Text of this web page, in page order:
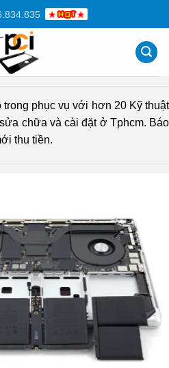
trong phục vụ với hơn 20 Kỹ thuật
chữa và cài đặt ở Tphcm. Báo
thu tiền.